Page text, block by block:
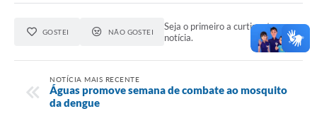
GOSTEI NÃO GOSTEI
Seja o primeiro a curtir esta
notícia.
NOTÍCIA MAIS RECENTE
Águas promove semana de combate ao mosquito
da dengue